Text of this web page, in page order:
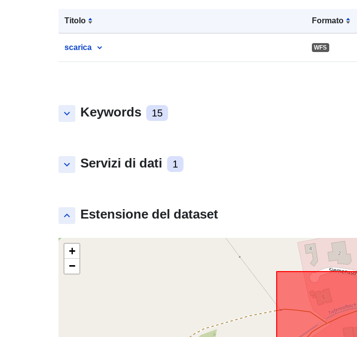
Titolo Formato
scarica WFS
keyboard_arrow_down Keywords 15
keyboard_arrow_down Servizi di dati 1
keyboard_arrow_up Estensione del dataset
+
−